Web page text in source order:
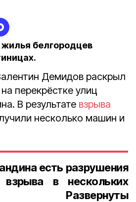
жилья белгородцев
Демидов раскрыл
перекрёстке улиц
В результате взрыва
несколько машин и
есть разрушения
взрыва в нескольких
Развернуты